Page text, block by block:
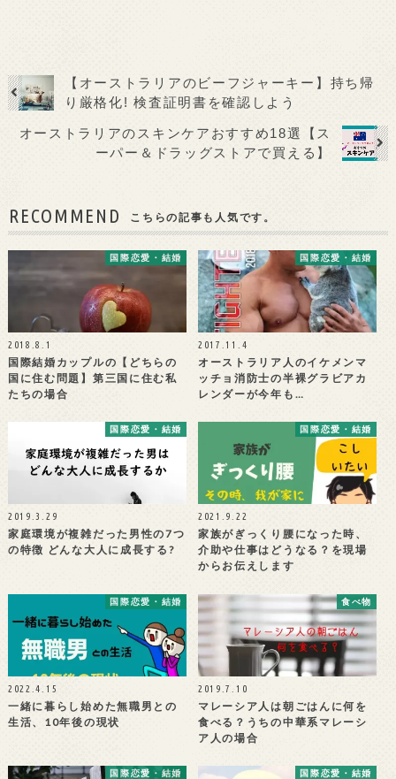
【オーストラリアのビーフジャーキー】持ち帰
り厳格化! 検査証明書を確認しよう
オーストラリアのスキンケアおすすめ18選【ス
ーパー＆ドラッグストアで買える】
RECOMMEND こちらの記事も人気です。
国際恋愛・結婚
2018.8.1
国際結婚カップルの【どちらの
国に住む問題】第三国に住む私
たちの場合
国際恋愛・結婚
2017.11.4
オーストラリア人のイケメンマ
ッチョ消防士の半裸グラビアカ
レンダーが今年も…
国際恋愛・結婚
2019.3.29
家庭環境が複雑だった男性の7つ
の特徴 どんな大人に成長する?
国際恋愛・結婚
2021.9.22
家族がぎっくり腰になった時、
介助や仕事はどうなる？を現場
からお伝えします
国際恋愛・結婚
2022.4.15
一緒に暮らし始めた無職男との
生活、10年後の現状
食べ物
2019.7.10
マレーシア人は朝ごはんに何を
食べる？うちの中華系マレーシ
ア人の場合
国際恋愛・結婚 国際恋愛・結婚